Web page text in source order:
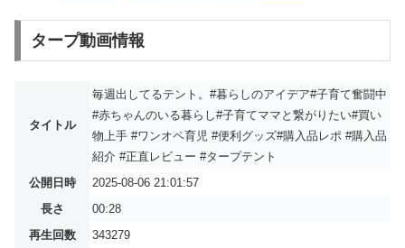
タープ動画情報
タイトル
毎週出してるテント。#暮らしのアイデア#子育て奮闘中
#赤ちゃんのいる暮らし#子育てママと繋がりたい#買い
物上手 #ワンオペ育児 #便利グッズ#購入品レポ #購入品
紹介 #正直レビュー #タープテント
公開日時
2025-08-06 21:01:57
長さ
00:28
再生回数
343279